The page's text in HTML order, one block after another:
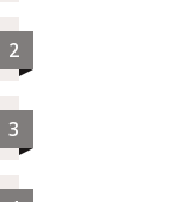
2
3